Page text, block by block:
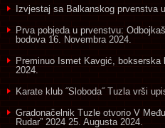
Izvjestaj sa Balkanskog prvenstva
Prva pobjeda u prvenstvu:
bodova 16. Novembra 2024.
Preminuo Ismet Kavgić, bokserska
2024.
Karate klub ˝Sloboda˝ Tuzla vrši
Gradonačelnik Tuzle otvorio V
Rudar” 2024 25. Augusta 2024.